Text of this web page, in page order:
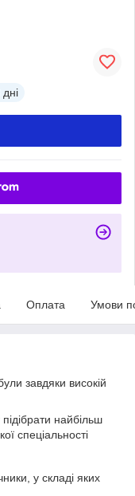
Оплата Умови
завдяки високій
найбільш
спеціальності
у складі яких